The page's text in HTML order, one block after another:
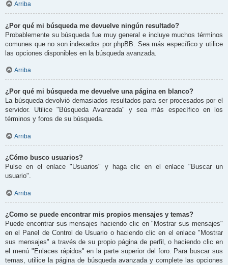
Arriba
¿Por qué mi búsqueda me devuelve ningún resultado?
Probablemente su búsqueda fue muy general e incluye muchos términos
comunes que no son indexados por phpBB. Sea más específico y utilice
las opciones disponibles en la búsqueda avanzada.
Arriba
¿Por qué mi búsqueda me devuelve una página en blanco?
La búsqueda devolvió demasiados resultados para ser procesados por el
servidor. Utilice "Búsqueda Avanzada" y sea más específico en los
términos y foros de su búsqueda.
Arriba
¿Cómo busco usuarios?
Pulse en el enlace "Usuarios" y haga clic en el enlace "Buscar un
usuario".
Arriba
¿Como se puede encontrar mis propios mensajes y temas?
Puede encontrar sus mensajes haciendo clic en "Mostrar sus mensajes"
en el Panel de Control de Usuario o haciendo clic en el enlace "Mostrar
sus mensajes" a través de su propio página de perfil, o haciendo clic en
el menú "Enlaces rápidos" en la parte superior del foro. Para buscar sus
temas, utilice la página de búsqueda avanzada y complete las opciones